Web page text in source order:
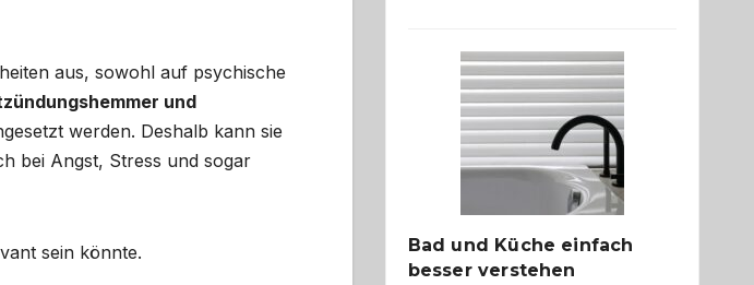
aus, sowohl auf psychische
und
werden. Deshalb kann sie
bei Angst, Stress und sogar
sein könnte.
Bad und Küche einfach
besser verstehen